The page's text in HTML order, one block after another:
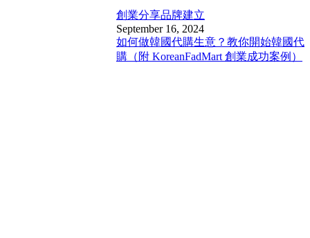
創業分享品牌建立
September 16, 2024
如何做韓國代購生意？教你開始韓國代
購（附 KoreanFadMart 創業成功案例）